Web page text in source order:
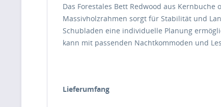
Das Forestales Bett Redwood aus Kernbuche
Massivholzrahmen sorgt für Stabilität und
Schubladen eine individuelle Planung
kann mit passenden Nachtkommoden und
Lieferumfang